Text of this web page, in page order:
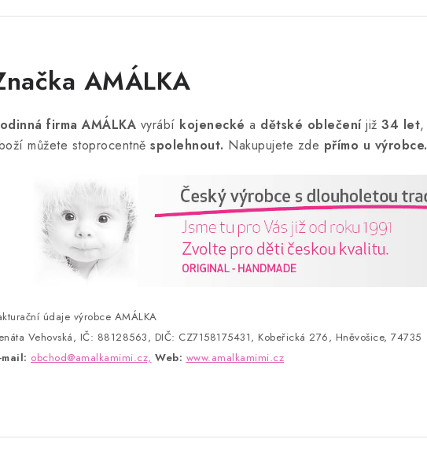
AMÁLKA
firma AMÁLKA vyrábí kojenecké a dětské oblečeníjiž 34 let,
můžete stoprocentně spolehnout. Nakupujete zde přímo u výrobce.
údaje výrobce AMÁLKA
Vehovská, IČ: 88128563, DIČ: CZ7158175431, Kobeřická 276, Hněvošice, 74735
mail: obchod@amalkamimi.cz, Web: www.amalkamimi.cz